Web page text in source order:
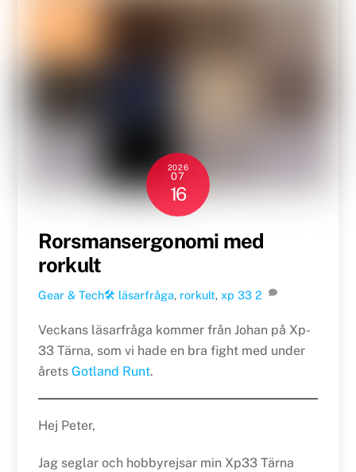
2026
07
16
Rorsmansergonomi med
rorkult
Gear & Tech🛠 läsarfråga, rorkult, xp 33 2
Veckans läsarfråga kommer från Johan på Xp-
33 Tärna, som vi hade en bra fight med under
årets Gotland Runt.
Hej Peter,
Jag seglar och hobbyrejsar min Xp33 Tärna